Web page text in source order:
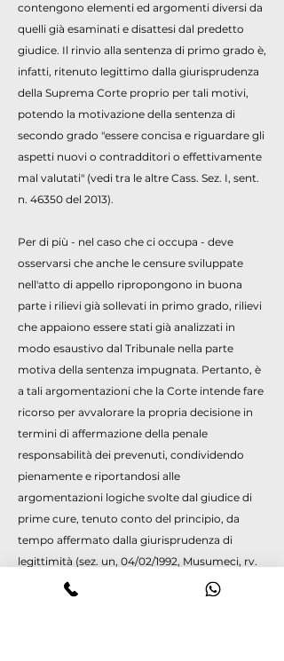
contengono elementi ed argomenti diversi da
quelli già esaminati e disattesi dal predetto
giudice. Il rinvio alla sentenza di primo grado è,
infatti, ritenuto legittimo dalla giurisprudenza
della Suprema Corte proprio per tali motivi,
potendo la motivazione della sentenza di
secondo grado "essere concisa e riguardare gli
aspetti nuovi o contradditori o effettivamente
mal valutati" (vedi tra le altre Cass. Sez. I, sent.
n. 46350 del 2013).
Per di più - nel caso che ci occupa - deve
osservarsi che anche le censure sviluppate
nell'atto di appello ripropongono in buona
parte i rilievi già sollevati in primo grado, rilievi
che appaiono essere stati già analizzati in
modo esaustivo dal Tribunale nella parte
motiva della sentenza impugnata. Pertanto, è
a tali argomentazioni che la Corte intende fare
ricorso per avvalorare la propria decisione in
termini di affermazione della penale
responsabilità dei prevenuti, condividendo
pienamente e riportandosi alle
argomentazioni logiche svolte dal giudice di
prime cure, tenuto conto del principio, da
tempo affermato dalla giurisprudenza di
legittimità (sez. un, 04/02/1992, Musumeci, rv.
191229; sez. 1, 26/06/2000, Sangiorgi, rv. 216906)